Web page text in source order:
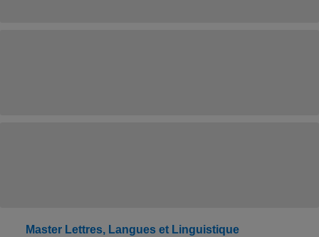
Master Lettres, Langues et Linguistique